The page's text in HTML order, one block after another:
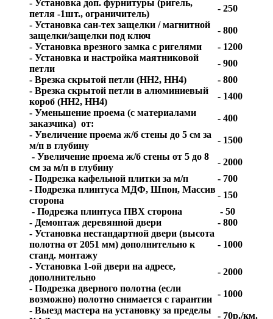
- Установка доп. фурнитуры (ригель,
петля -1шт., ограничитель)
- 250
- Установка сан-тех защелки / магнитной
защелки/защелки под ключ
- 800
- Установка врезного замка с ригелями
- 1200
- Установка и настройка маятниковой
петли
- 900
- Врезка скрытой петли (HH2, HH4)
- 800
- Врезка скрытой петли в алюминиевый
короб (HH2, HH4)
- 1400
- Уменьшение проема (с материалами
заказчика) от:
- 400
- Увеличение проема ж/б стены до 5 см за
м/п в глубину
- 1500
- Увеличение проема ж/б стены от 5 до 8
см за м/п в глубину
- 2000
- Подрезка кафельной плитки за м/п
- 700
- Подрезка плинтуса МДФ, Шпон, Массив
сторона
- 150
- Подрезка плинтуса ПВХ сторона
- 50
- Демонтаж деревянной двери
- 800
- Установка нестандартной двери (высота
полотна от 2051 мм) дополнительно к
станд. монтажу
- 1000
- Установка 1-ой двери на адресе,
дополнительно
- 2000
- Подрезка дверного полотна (если
возможно) полотно снимается с гарантии
- 1000
- Выезд мастера на установку за пределы
- 70р./км.